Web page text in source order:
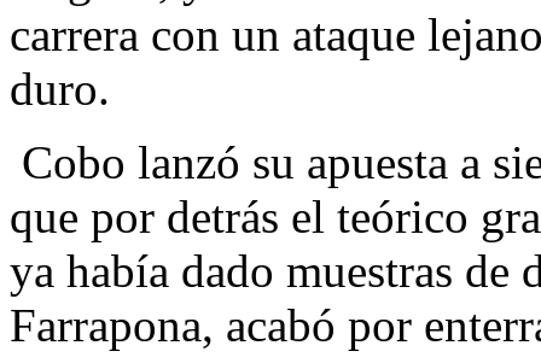
carrera con un ataque
duro.
Cobo lanzó su apuesta a
que por detrás el teórico
ya había dado muestras de
Farrapona, acabó por